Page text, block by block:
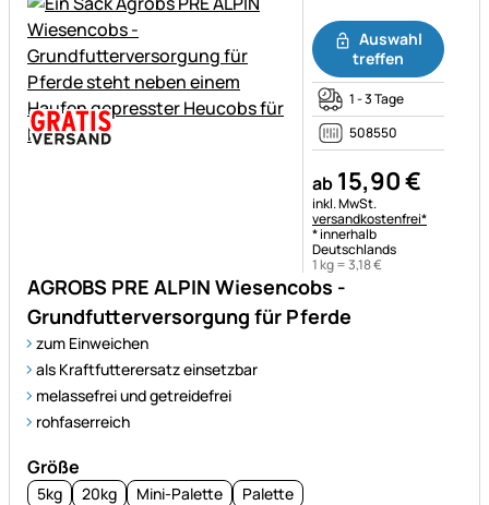
AGROBS PRE ALPIN Wiesencobs -
Grundfutterversorgung für Pferde
zum Einweichen
als Kraftfutterersatz einsetzbar
melassefrei und getreidefrei
rohfaserreich
Größe
5kg 20kg Mini-Palette Palette
Auswahl
treffen
1 - 3 Tage
508550
ab 15,90€
Steuerhinweis:
inkl. MwSt.
versandkostenfrei*
* innerhalb
Deutschlands
1 kg =3,18€